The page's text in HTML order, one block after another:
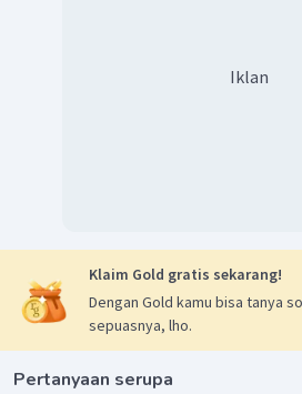
Iklan
Klaim Gold gratis sekarang!
Dengan Gold kamu bisa tanya
sepuasnya, lho.
Pertanyaan serupa